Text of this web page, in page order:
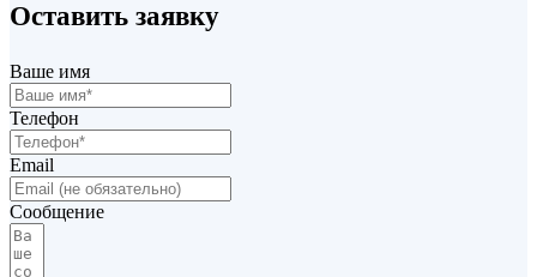
Закладной угольник
от32,00₽ В корзину
info@profilsystem.ru
Оставить заявку
Ваше имя
Телефон
Email
Сообщение